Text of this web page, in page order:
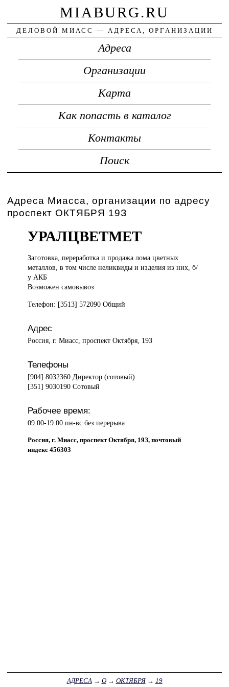
MIABURG.RU
ДЕЛОВОЙ МИАСС — АДРЕСА, ОРГАНИЗАЦИИ
Адреса
Организации
Карта
Как попасть в каталог
Контакты
Поиск
Адреса Миасса, организации по адресу
проспект ОКТЯБРЯ 19З
УРАЛЦВЕТМЕТ
Заготовка, переработкаи продажа лома цветных
металлов, в том числе неликвиды и изделия из них, б/
у АКБ
Возможен самовывоз
Телефон: [3513] 572090 Общий
Адрес
Россия, г. Миасс, проспект Октября, 19З
Телефоны
[904] 8032360 Директор (сотовый)
[351] 9030190 Сотовый
Рабочее время:
09.00-19.00 пн-вс без перерыва
Россия, г. Миасс, проспект Октября, 19З, почтовый
индекс 456303
АДРЕСА→ О→ ОКТЯБРЯ→ 19